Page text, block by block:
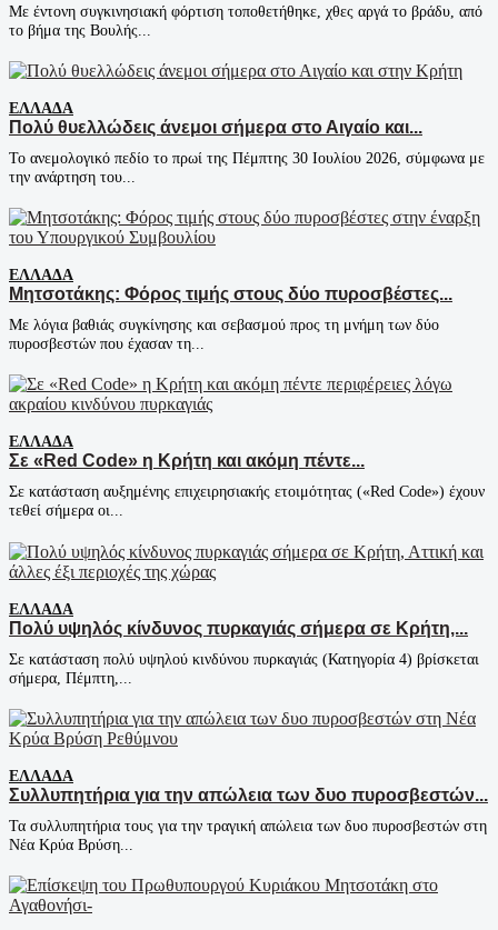
Με έντονη συγκινησιακή φόρτιση τοποθετήθηκε, χθες αργά το βράδυ, από
το βήμα της Βουλής...
ΕΛΛΆΔΑ
Πολύ θυελλώδεις άνεμοι σήμερα στο Αιγαίο και...
Το ανεμολογικό πεδίο το πρωί της Πέμπτης 30 Ιουλίου 2026, σύμφωνα με
την ανάρτηση του...
ΕΛΛΆΔΑ
Μητσοτάκης: Φόρος τιμής στους δύο πυροσβέστες...
Με λόγια βαθιάς συγκίνησης και σεβασμού προς τη μνήμη των δύο
πυροσβεστών που έχασαν τη...
ΕΛΛΆΔΑ
Σε «Red Code» η Κρήτη και ακόμη πέντε...
Σε κατάσταση αυξημένης επιχειρησιακής ετοιμότητας («Red Code») έχουν
τεθεί σήμερα οι...
ΕΛΛΆΔΑ
Πολύ υψηλός κίνδυνος πυρκαγιάς σήμερα σε Κρήτη,...
Σε κατάσταση πολύ υψηλού κινδύνου πυρκαγιάς (Κατηγορία 4) βρίσκεται
σήμερα, Πέμπτη,...
ΕΛΛΆΔΑ
Συλλυπητήρια για την απώλεια των δυο πυροσβεστών...
Τα συλλυπητήρια τους για την τραγική απώλεια των δυο πυροσβεστών στη
Νέα Κρύα Βρύση...